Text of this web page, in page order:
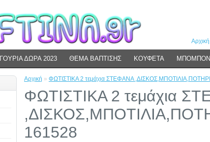
Αρχική
ΓΟΥΡΙΑ ΔΩΡΑ 2023 ΘΕΜΑ ΒΑΠΤΙΣΗΣ ΚΟΥΦΕΤΑ
Αρχική » ΦΩΤΙΣΤΙΚΑ 2 τεμάχια ΣΤΕΦΑΝΑ
ΦΩΤΙΣΤΙΚΑ 2 τεμάχια
161528